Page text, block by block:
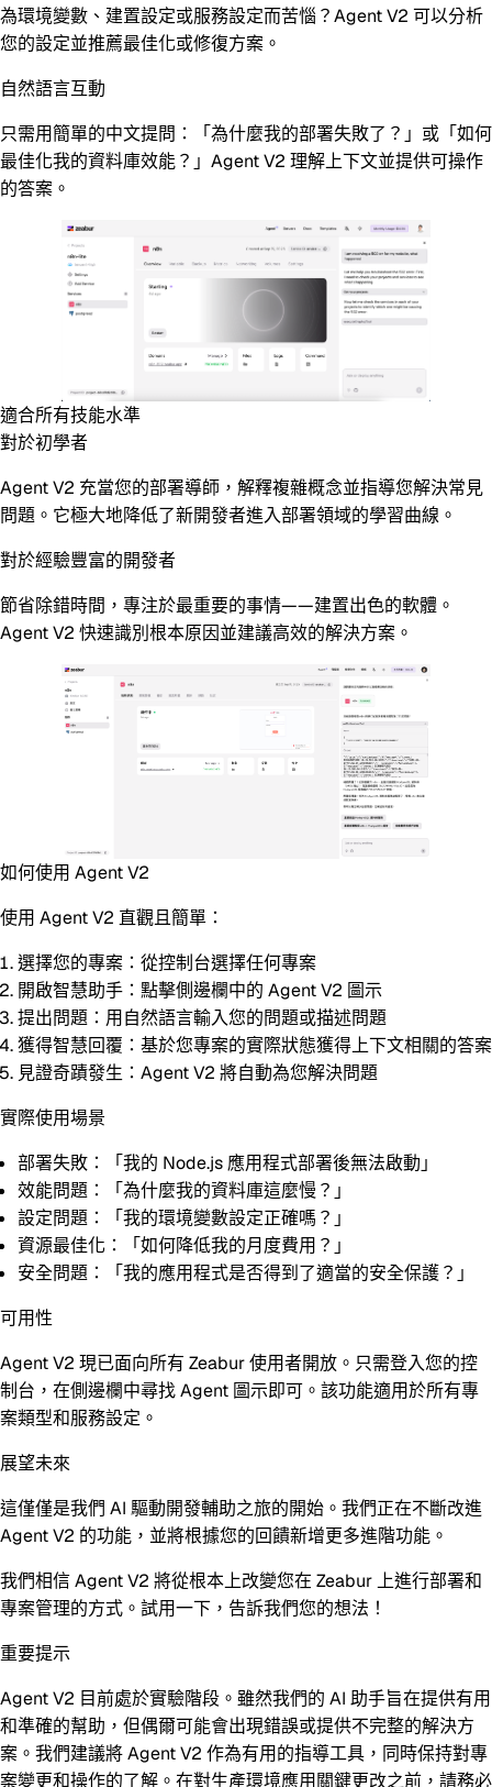
為環境變數、建置設定或服務設定而苦惱？Agent V2 可以分析
您的設定並推薦最佳化或修復方案。
自然語言互動
只需用簡單的中文提問：「為什麼我的部署失敗了？」或「如何
最佳化我的資料庫效能？」Agent V2 理解上下文並提供可操作
的答案。
適合所有技能水準
對於初學者
Agent V2 充當您的部署導師，解釋複雜概念並指導您解決常見
問題。它極大地降低了新開發者進入部署領域的學習曲線。
對於經驗豐富的開發者
節省除錯時間，專注於最重要的事情——建置出色的軟體。
Agent V2 快速識別根本原因並建議高效的解決方案。
如何使用 Agent V2
使用 Agent V2 直觀且簡單：
選擇您的專案 ：從控制台選擇任何專案
開啟智慧助手 ：點擊側邊欄中的 Agent V2 圖示
提出問題 ：用自然語言輸入您的問題或描述問題
獲得智慧回覆 ：基於您專案的實際狀態獲得上下文相關的答案
見證奇蹟發生 ：Agent V2 將自動為您解決問題
實際使用場景
部署失敗 ：「我的 Node.js 應用程式部署後無法啟動」
效能問題 ：「為什麼我的資料庫這麼慢？」
設定問題 ：「我的環境變數設定正確嗎？」
資源最佳化 ：「如何降低我的月度費用？」
安全問題 ：「我的應用程式是否得到了適當的安全保護？」
可用性
Agent V2 現已面向所有 Zeabur 使用者開放。只需登入您的控
制台，在側邊欄中尋找 Agent 圖示即可。該功能適用於所有專
案類型和服務設定。
展望未來
這僅僅是我們 AI 驅動開發輔助之旅的開始。我們正在不斷改進
Agent V2 的功能，並將根據您的回饋新增更多進階功能。
我們相信 Agent V2 將從根本上改變您在 Zeabur 上進行部署和
專案管理的方式。試用一下，告訴我們您的想法！
重要提示
Agent V2 目前處於實驗階段。雖然我們的 AI 助手旨在提供有用
和準確的幫助，但偶爾可能會出現錯誤或提供不完整的解決方
案。我們建議將 Agent V2 作為有用的指導工具，同時保持對專
案變更和操作的了解。在對生產環境應用關鍵更改之前，請務必